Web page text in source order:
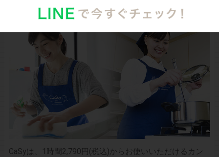
CaSy（カジー）のご案内
CaSyは、1時間2,790円(税込)からお使いいただけるカン